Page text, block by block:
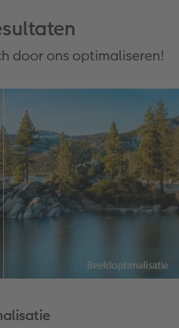
door ons optimaliseren!